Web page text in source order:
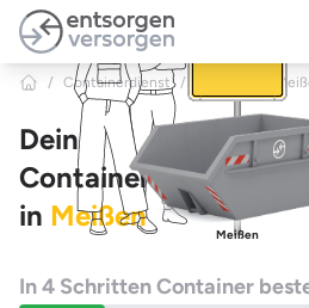
Zum Hauptinhalt springen
/ Containerdienst /
Dein
Containerdienst
in Meißen
Meißen
In 4 Schritten Container